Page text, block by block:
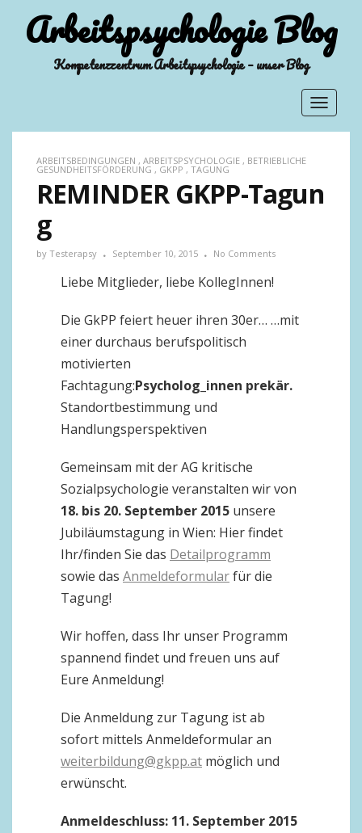
Arbeitspsychologie Blog
Kompetenzzentrum Arbeitspsychologie – unser Blog
Toggle
ARBEITSBEDINGUNGEN , ARBEITSPSYCHOLOGIE , BETRIEBLICHE
GESUNDHEITSFÖRDERUNG , GKPP , TAGUNG
REMINDER GKPP-Tagun
g
by Testerapsy September 10, 2015 No Comments
Liebe Mitglieder, liebe KollegInnen!
Die GkPP feiert heuer ihren 30er… …mit
einer durchaus berufspolitisch
motivierten
Fachtagung:Psycholog_innen prekär.
Standortbestimmung und
Handlungsperspektiven
Gemeinsam mit der AG kritische
Sozialpsychologie veranstalten wir von
18. bis 20. September 2015 unsere
Jubiläumstagung in Wien: Hier findet
Ihr/finden Sie das Detailprogramm
sowie das Anmeldeformularfür die
Tagung!
Wir hoffen, dass Ihr unser Programm
spannend findet und freuen uns auf
Eure Anmeldung!
Die Anmeldung zur Tagung ist ab
sofort mittels Anmeldeformular an
weiterbildung@gkpp.at möglich und
erwünscht.
Anmeldeschluss: 11. September 2015